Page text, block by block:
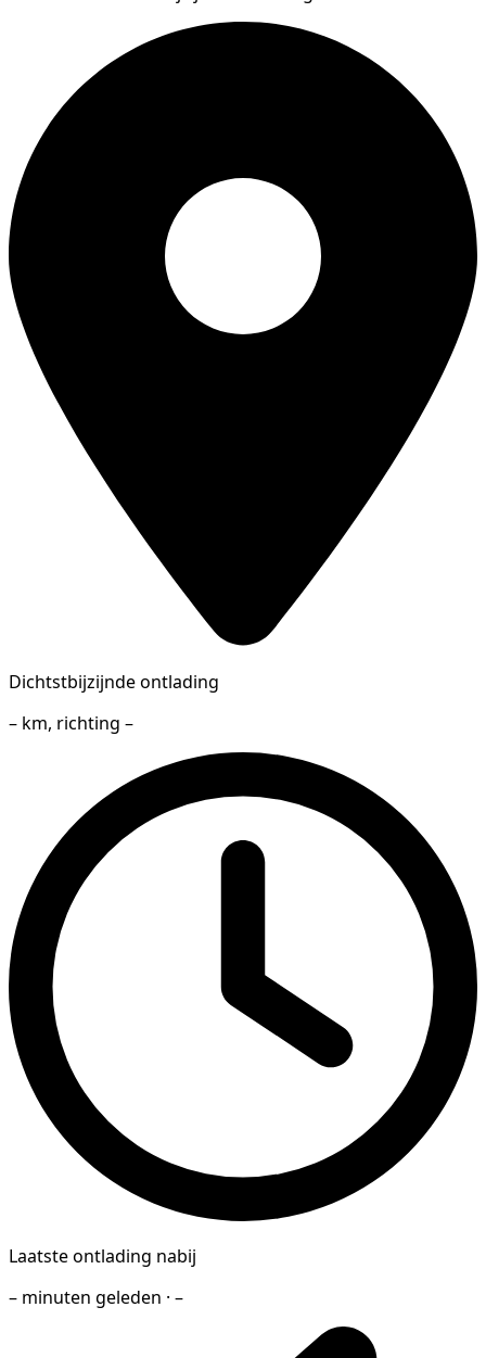
Dichtstbijzijnde ontlading
– km, richting –
Laatste ontlading nabij
– minuten geleden · –